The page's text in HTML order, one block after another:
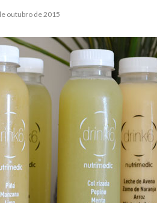
outubro de 2015